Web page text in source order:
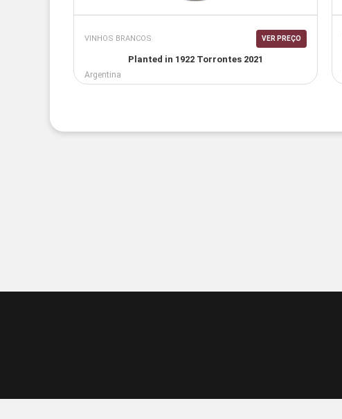
VINHOS BRANCOS VER PREÇO
Planted in 1922 Torrontes 2021
Argentina